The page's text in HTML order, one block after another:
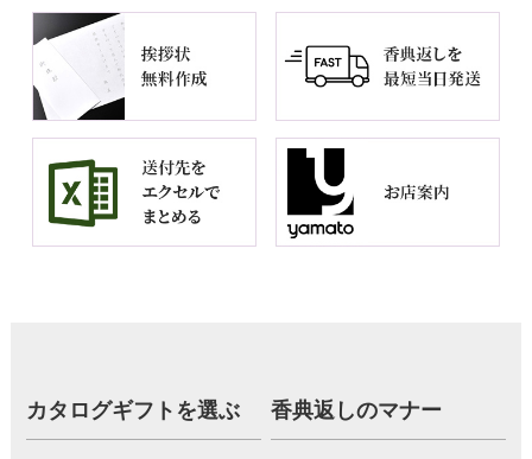
カタログギフトを選ぶ 香典返しのマナー